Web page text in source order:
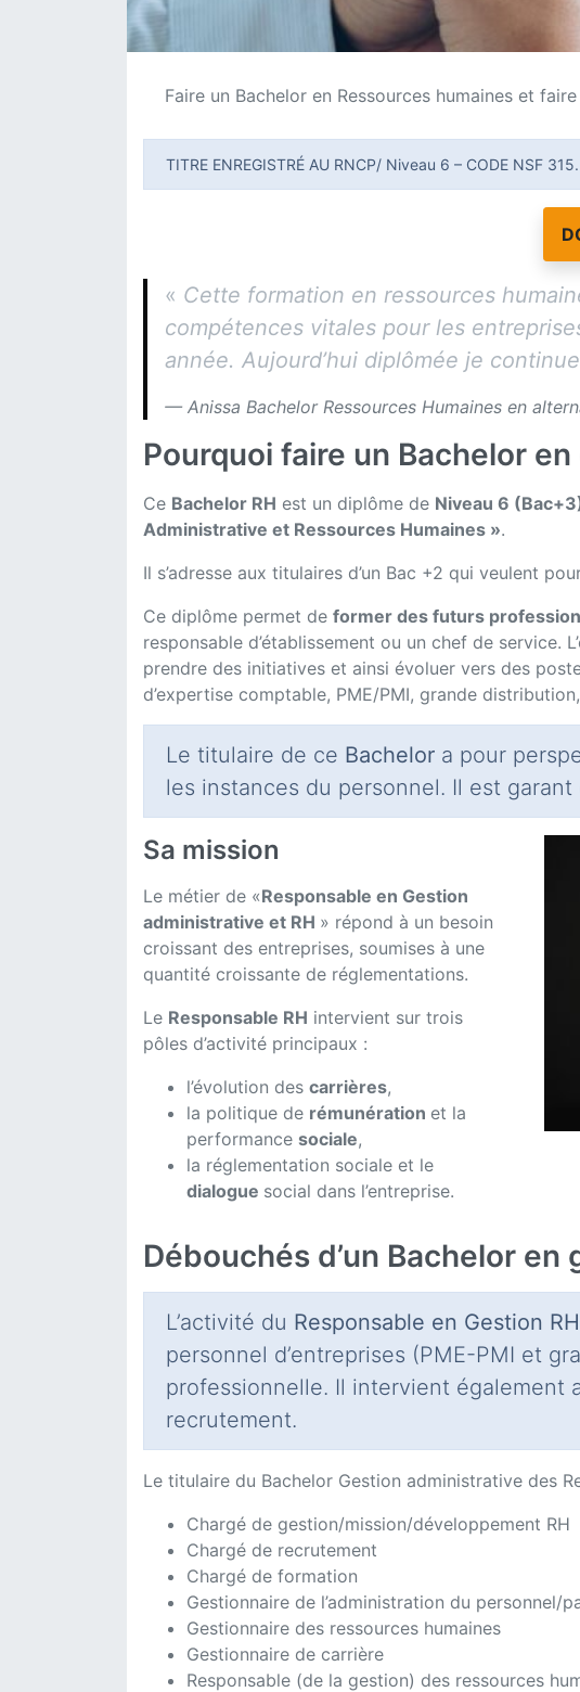
Faire un Bachelor en Ressources humaines et
TITRE ENREGISTRÉ AU RNCP/ Niveau 6 – CODE NSF
« Cette formation en ressources
compétences vitales pour les
année. Aujourd’hui diplômée je
Anissa Bachelor Ressources Humaines en
Pourquoi faire un Bachelor
Ce Bachelor RH est un diplôme de Niveau 6
Administrative et Ressources Humaines ».
Il s’adresse aux titulaires d’un Bac +2 qui veulent
Ce diplôme permet de former des futurs
responsable d’établissement ou un chef de service.
prendre des initiatives et ainsi évoluer vers des
d’expertise comptable, PME/PMI, grande
Le titulaire de ce Bachelor a pour
les instances du personnel. Il est
Sa mission
Le métier de «Responsable en Gestion
administrative et RH » répond à un besoin
croissant des entreprises, soumises à une
quantité croissante de réglementations.
Le Responsable RH intervient sur trois
pôles d’activité principaux :
l’évolution des carrières,
la politique de rémunération et la
performance sociale,
la réglementation sociale et le
dialogue social dans l’entreprise.
Débouchés d’un Bachelor
L’activité du Responsable en Gestion RH
personnel d’entreprises (PME-PMI et
professionnelle. Il intervient également
recrutement.
Le titulaire du Bachelor Gestion administrative des
Chargé de gestion/mission/développement RH
Chargé de recrutement
Chargé de formation
Gestionnaire de l’administration du personnel/
Gestionnaire des ressources humaines
Gestionnaire de carrière
Responsable (de la gestion) des ressources